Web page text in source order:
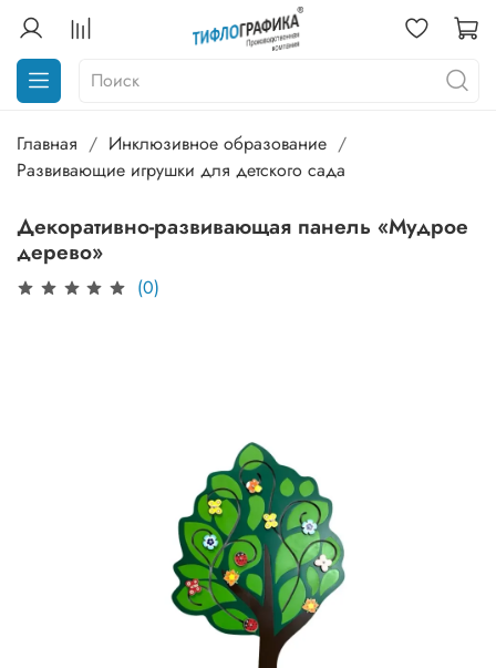
Главная
Инклюзивное образование
Развивающие игрушки для детского сада
Декоративно-развивающая панель «Мудрое
дерево»
(0)